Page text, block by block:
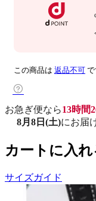
この商品は 返品不可 で
お急ぎ便なら13時間
8月8日(土)にお届
カートに入れ
サイズガイド